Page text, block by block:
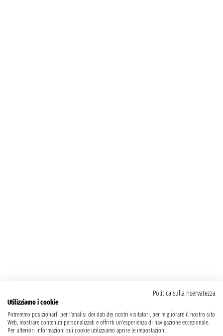
Politica sulla riservatezza
Utilizziamo i cookie
Potremmo posizionarli per l'analisi dei dati dei nostri visitatori, per migliorare il nostro sito
Web, mostrare contenuti personalizzati e offrirti un'esperienza di navigazione eccezionale.
Per ulteriori informazioni sui cookie utilizziamo aprire le impostazioni.